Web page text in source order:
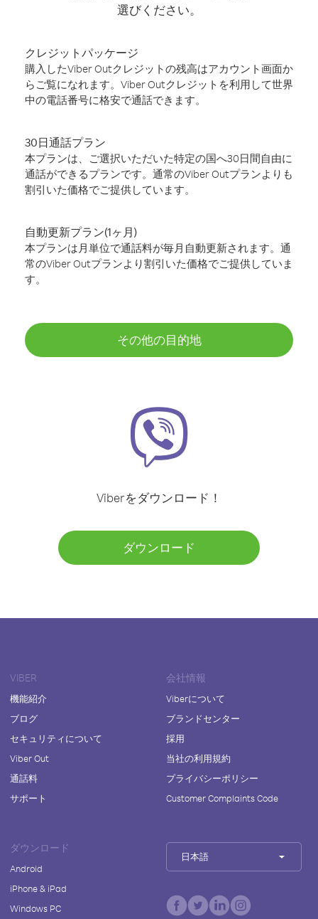
選びください。
クレジットパッケージ
購入したViber Outクレジットの残高はアカウント画面か
らご覧になれます。Viber Outクレジットを利用して世界
中の電話番号に格安で通話できます。
30日通話プラン
本プランは、ご選択いただいた特定の国へ30日間自由に
通話ができるプランです。通常のViber Outプランよりも
割引いた価格でご提供しています。
自動更新プラン(1ヶ月)
本プランは月単位で通話料が毎月自動更新されます。通
常のViber Outプランより割引いた価格でご提供していま
す。
その他の目的地
Viberをダウンロード！
ダウンロード
VIBER
機能紹介
ブログ
セキュリティについて
Viber Out
通話料
サポート
会社情報
Viberについて
ブランドセンター
採用
当社の利用規約
プライバシーポリシー
Customer Complaints Code
ダウンロード
Android
iPhone & iPad
Windows PC
日本語